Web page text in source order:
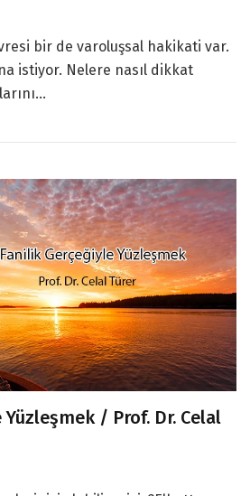
bir de varoluşsal hakikati var.
istiyor. Nelere nasıl dikkat
Yüzleşmek / Prof. Dr. Celal